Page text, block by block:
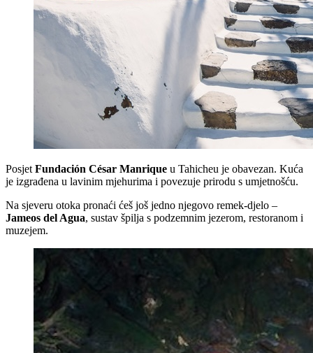
Posjet Fundación César Manrique u Tahicheu je obavezan. Kuća
je izgrađena u lavinim mjehurima i povezuje prirodu s umjetnošću.
Na sjeveru otoka pronaći ćeš još jedno njegovo remek-djelo –
Jameos del Agua, sustav špilja s podzemnim jezerom, restoranom i
muzejem.